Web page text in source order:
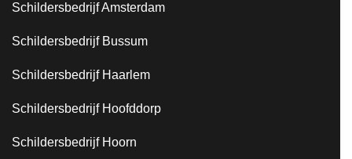
Schildersbedrijf Amsterdam
Schildersbedrijf Bussum
Schildersbedrijf Haarlem
Schildersbedrijf Hoofddorp
Schildersbedrijf Hoorn